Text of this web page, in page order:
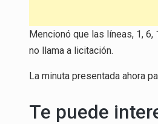
Mencionó que las líneas, 1,
no llama a licitación.
La minuta presentada ahora
Te puede